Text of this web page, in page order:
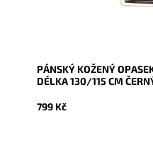
PÁNSKÝ KOŽENÝ
DÉLKA 130/115 CM
799 Kč